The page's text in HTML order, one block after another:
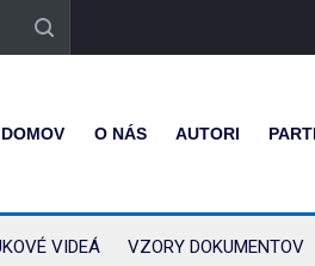
DOMOV O NÁS AUTORI
VIDEÁ VZORY DOKUMENTOV